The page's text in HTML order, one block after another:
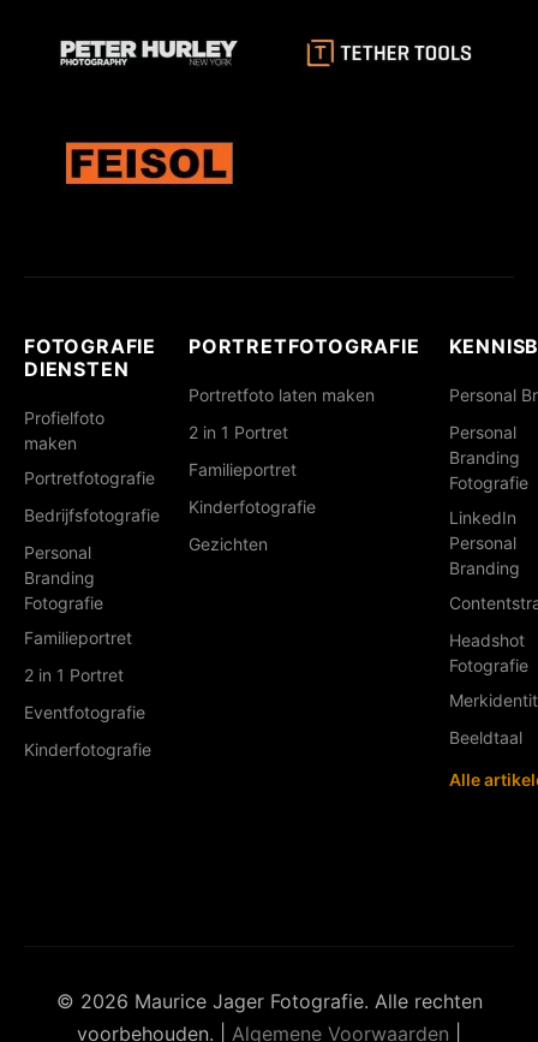
FOTOGRAFIE
DIENSTEN
Profielfoto
maken
Portretfotografie
Bedrijfsfotografie
Personal
Branding
Fotografie
Familieportret
2 in 1 Portret
Eventfotografie
Kinderfotografie
PORTRETFOTOGRAFIE
Portretfoto laten maken
2 in 1 Portret
Familieportret
Kinderfotografie
Gezichten
Personal
Personal
Branding
Fotografie
LinkedIn
Personal
Branding
Headshot
Fotografie
Beeldtaal
Alle
© 2026 Maurice Jager Fotografie. Alle rechten
voorbehouden. | Algemene Voorwaarden